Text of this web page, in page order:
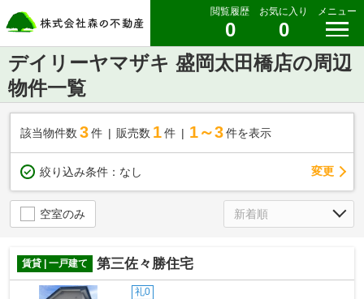
閲覧履歴
0
お気に入り
0
メニュー
デイリーヤマザキ 盛岡太田橋店の周辺
物件一覧
該当物件数 3件 販売数 1 件 1～3 件を表示
絞り込み条件： なし 変更
空室のみ
賃貸 | 一戸建て 第三佐々勝住宅
礼0